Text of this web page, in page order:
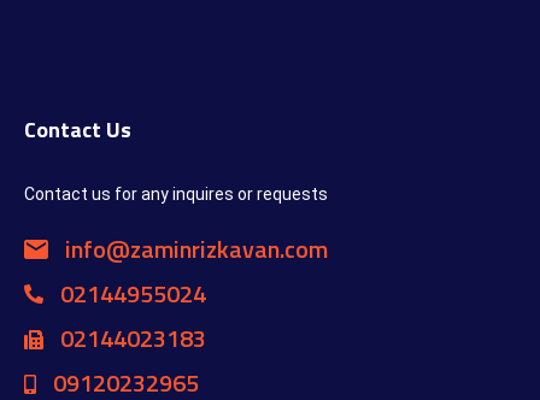
Contact Us
Contact us for any inquires or requests
info@zaminrizkavan.com
02144955024
02144023183
09120232965